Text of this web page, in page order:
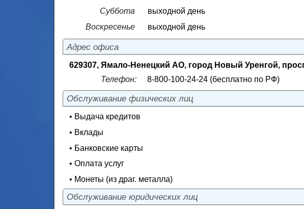
Суббота
выходной день
Воскресенье
выходной день
Адрес офиса
629307, Ямало-Ненецкий АО, город Новый Уренгой,
Телефон:
8-800-100-24-24 (бесплатно по РФ)
Обслуживание физических лиц
• Выдача кредитов
• Вклады
• Банковские карты
• Оплата услуг
• Монеты (из драг. металла)
Обслуживание юридических лиц